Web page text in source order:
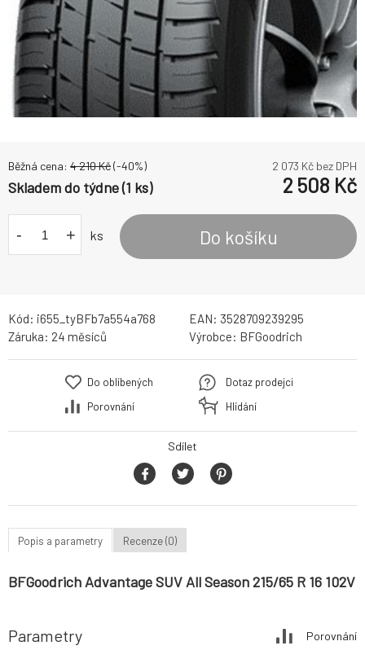
Běžná cena: 4 210Kč(-40%) 2 073 Kč bez DPH
Skladem do týdne (1 ks) 2 508 Kč
- + ks Do košíku
Kód: i655_tyBFb7a554a768 EAN: 3528709239295
Záruka: 24 měsíců Výrobce: BFGoodrich
Do oblíbených
Porovnání
Dotaz prodejci
Hlídání
Sdílet
Popis a parametry Recenze (0)
BFGoodrich Advantage SUV All Season 215/65 R 16 102V
Parametry Porovnání